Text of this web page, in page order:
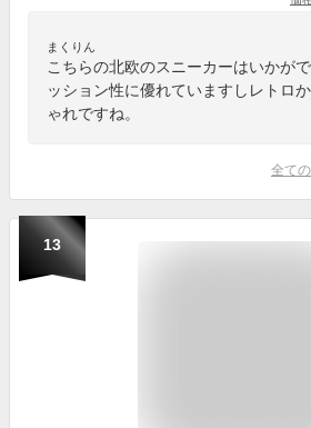
まくりん
こちらの北欧のスニーカーはいかが
ッション性に優れていますしレトロ
ゃれですね。
全て
13